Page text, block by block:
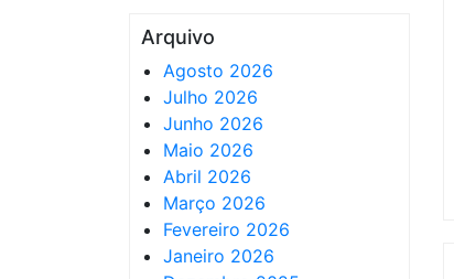
Arquivo
Agosto 2026
Julho 2026
Junho 2026
Maio 2026
Abril 2026
Março 2026
Fevereiro 2026
Janeiro 2026